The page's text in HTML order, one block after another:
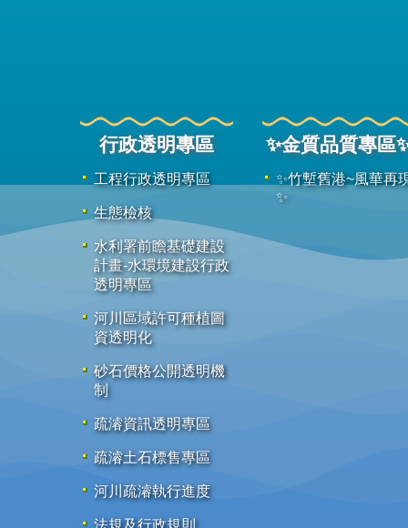
行政透明專區
工程行政透明專區
生態檢核
水利署前瞻基礎建設
計畫-水環境建設行政
透明專區
河川區域許可種植圖
資透明化
砂石價格公開透明機
制
疏濬資訊透明專區
疏濬土石標售專區
河川疏濬執行進度
法規及行政規則
✨金質品質專區
✨竹塹舊港~風華再
✨